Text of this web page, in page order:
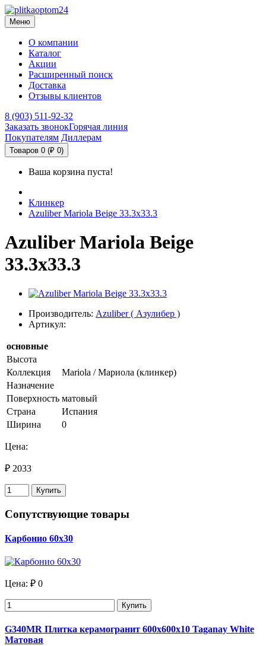
Меню
О компании
Каталог
Акции
Расширенный поиск
Доставка
Отзывы клиентов
8 (903) 511-92-32
Заказать звонокГорячая линия
Покупателям Диллерам
Товаров 0 (₽ 0)
Ваша корзина пуста!
Клинкер
Azuliber Mariola Beige 33.3х33.3
Azuliber Mariola Beige
33.3х33.3
Производитель: Azuliber ( Азулибер )
Артикул:
основные
Высота
Коллекция
Mariola / Мариола (клинкер)
Назначение
Поверхность матовый
Страна
Испания
Ширина
0
Цена:
₽ 2033
Купить
Сопутствующие товары
Карбонио 60х30
Цена: ₽ 0
Купить
G340MR Плитка керамогранит 600х600х10 Taganay White
Матовая